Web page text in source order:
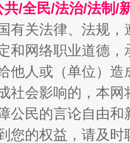
"原罪" "炒
共/全民/法治/法制/
有关法律、法规
和网络职业道德
他人或（单位）
社会影响的，本
公民的言论自由
您的权益，请及